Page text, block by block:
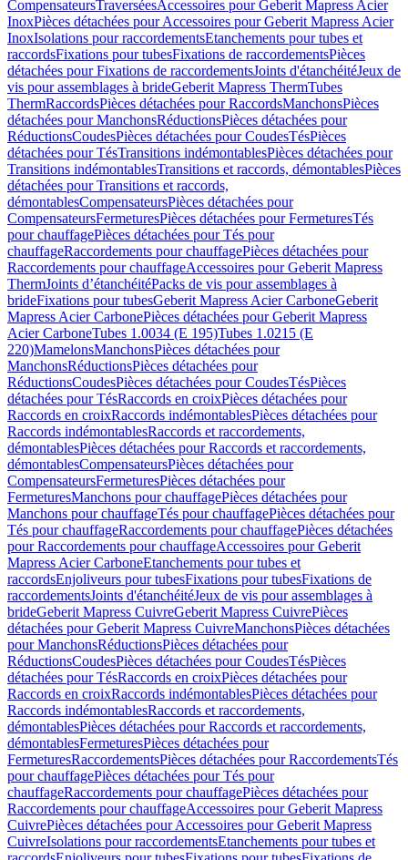
CompensateursTraverséesAccessoires pour Geberit Mapress Acier
InoxPièces détachées pour Accessoires pour Geberit Mapress Acier
InoxIsolations pour raccordementsEtanchements pour tubes et
raccordsFixations pour tubesFixations de raccordementsPièces
détachées pour Fixations de raccordementsJoints d'étanchéitéJeux de
vis pour assemblages à brideGeberit Mapress ThermTubes
ThermRaccordsPièces détachées pour RaccordsManchonsPièces
détachées pour ManchonsRéductionsPièces détachées pour
RéductionsCoudesPièces détachées pour CoudesTésPièces
détachées pour TésTransitions indémontablesPièces détachées pour
Transitions indémontablesTransitions et raccords, démontablesPièces
détachées pour Transitions et raccords,
démontablesCompensateursPièces détachées pour
CompensateursFermeturesPièces détachées pour FermeturesTés
pour chauffagePièces détachées pour Tés pour
chauffageRaccordements pour chauffagePièces détachées pour
Raccordements pour chauffageAccessoires pour Geberit Mapress
ThermJoints d’étanchéitéPacks de vis pour assemblages à
brideFixations pour tubesGeberit Mapress Acier CarboneGeberit
Mapress Acier CarbonePièces détachées pour Geberit Mapress
Acier CarboneTubes 1.0034 (E 195)Tubes 1.0215 (E
220)MamelonsManchonsPièces détachées pour
ManchonsRéductionsPièces détachées pour
RéductionsCoudesPièces détachées pour CoudesTésPièces
détachées pour TésRaccords en croixPièces détachées pour
Raccords en croixRaccords indémontablesPièces détachées pour
Raccords indémontablesRaccords et raccordements,
démontablesPièces détachées pour Raccords et raccordements,
démontablesCompensateursPièces détachées pour
CompensateursFermeturesPièces détachées pour
FermeturesManchons pour chauffagePièces détachées pour
Manchons pour chauffageTés pour chauffagePièces détachées pour
Tés pour chauffageRaccordements pour chauffagePièces détachées
pour Raccordements pour chauffageAccessoires pour Geberit
Mapress Acier CarboneEtanchements pour tubes et
raccordsEnjoliveurs pour tubesFixations pour tubesFixations de
raccordementsJoints d'étanchéitéJeux de vis pour assemblages à
brideGeberit Mapress CuivreGeberit Mapress CuivrePièces
détachées pour Geberit Mapress CuivreManchonsPièces détachées
pour ManchonsRéductionsPièces détachées pour
RéductionsCoudesPièces détachées pour CoudesTésPièces
détachées pour TésRaccords en croixPièces détachées pour
Raccords en croixRaccords indémontablesPièces détachées pour
Raccords indémontablesRaccords et raccordements,
démontablesPièces détachées pour Raccords et raccordements,
démontablesFermeturesPièces détachées pour
FermeturesRaccordementsPièces détachées pour RaccordementsTés
pour chauffagePièces détachées pour Tés pour
chauffageRaccordements pour chauffagePièces détachées pour
Raccordements pour chauffageAccessoires pour Geberit Mapress
CuivrePièces détachées pour Accessoires pour Geberit Mapress
CuivreIsolations pour raccordementsEtanchements pour tubes et